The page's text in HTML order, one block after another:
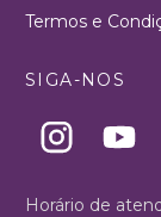
Termos e
SIGA-NOS
Horário de